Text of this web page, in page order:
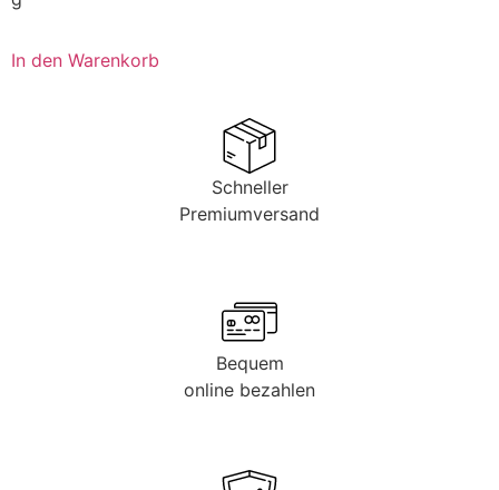
In den Warenkorb
Schneller
Premiumversand
Bequem
online bezahlen